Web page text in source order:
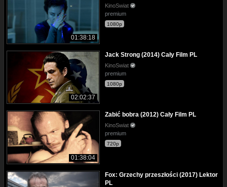
01:38:18
KinoSwiat
premium
1080p
02:02:37
Jack Strong (2014) Cały Film PL
KinoSwiat
premium
1080p
01:38:04
Zabić bobra (2012) Cały Film PL
KinoSwiat
premium
720p
Fox: Grzechy przeszłości (2017) Lektor
PL